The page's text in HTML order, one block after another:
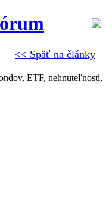
<< Späť na články
ETF, nehnuteľností,